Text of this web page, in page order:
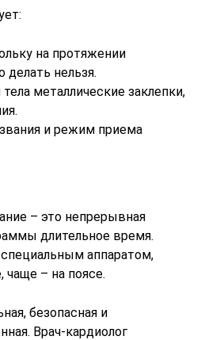
на протяжении
делать нельзя.
металлические заклепки,
и режим приема
– это непрерывная
длительное время.
аппаратом,
чаще – на поясе.
безопасная и
Врач-кардиолог